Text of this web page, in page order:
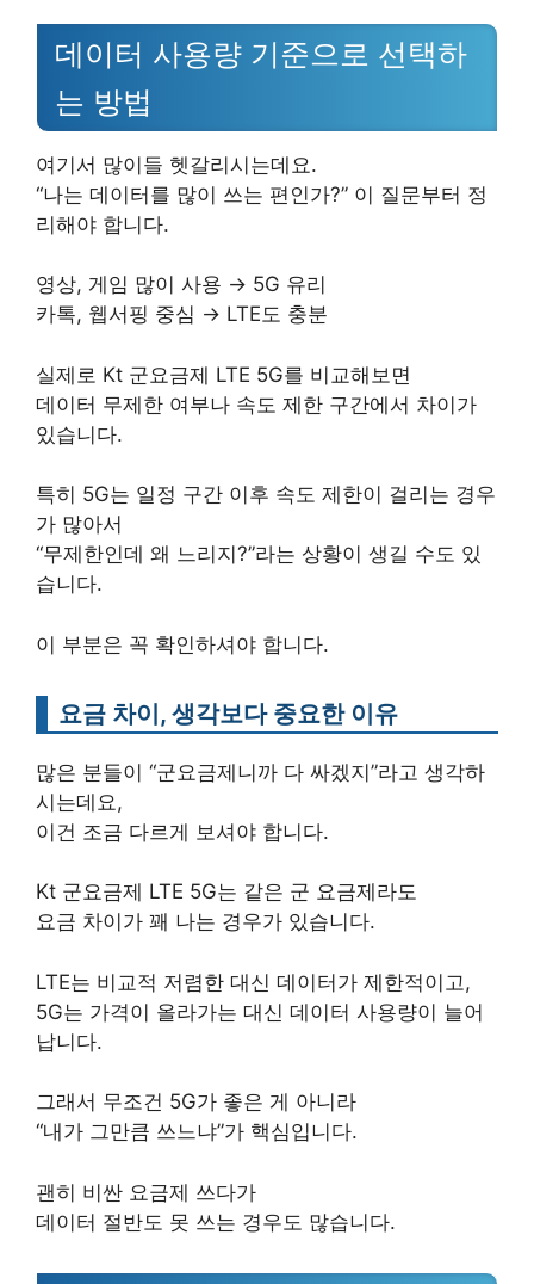
데이터 사용량 기준으로 선택하
는 방법
여기서 많이들 헷갈리시는데요.
“나는 데이터를 많이 쓰는 편인가?” 이 질문부터 정
리해야 합니다.
영상, 게임 많이 사용 → 5G 유리
카톡, 웹서핑 중심 → LTE도 충분
실제로 Kt 군요금제 LTE 5G를 비교해보면
데이터 무제한 여부나 속도 제한 구간에서 차이가
있습니다.
특히 5G는 일정 구간 이후 속도 제한이 걸리는 경우
가 많아서
“무제한인데 왜 느리지?”라는 상황이 생길 수도 있
습니다.
이 부분은 꼭 확인하셔야 합니다.
요금 차이, 생각보다 중요한 이유
많은 분들이 “군요금제니까 다 싸겠지”라고 생각하
시는데요,
이건 조금 다르게 보셔야 합니다.
Kt 군요금제 LTE 5G는 같은 군 요금제라도
요금 차이가 꽤 나는 경우가 있습니다.
LTE는 비교적 저렴한 대신 데이터가 제한적이고,
5G는 가격이 올라가는 대신 데이터 사용량이 늘어
납니다.
그래서 무조건 5G가 좋은 게 아니라
“내가 그만큼 쓰느냐”가 핵심입니다.
괜히 비싼 요금제 쓰다가
데이터 절반도 못 쓰는 경우도 많습니다.